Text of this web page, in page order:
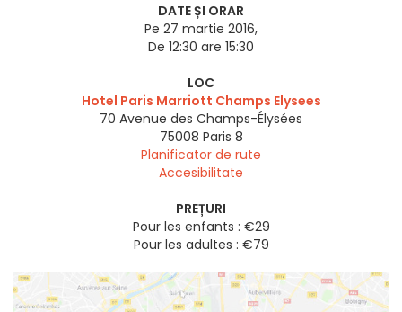
DATE ȘI ORAR
Pe 27 martie 2016,
De 12:30 are 15:30
LOC
Hotel Paris Marriott Champs Elysees
70 Avenue des Champs-Élysées
75008 Paris 8
Planificator de rute
Accesibilitate
PREȚURI
Pour les enfants : €29
Pour les adultes : €79